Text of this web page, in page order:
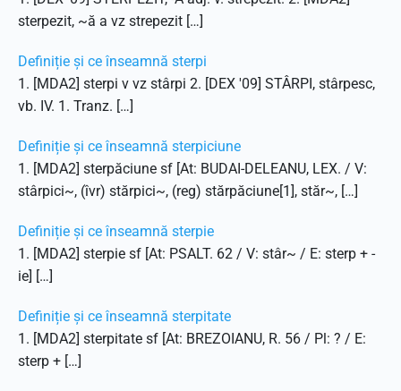
sterpezit, ~ă a vz strepezit […]
Definiție și ce înseamnă sterpi
1. [MDA2] sterpi v vz stârpi 2. [DEX '09] STÂRPI, stârpesc,
vb. IV. 1. Tranz. […]
Definiție și ce înseamnă sterpiciune
1. [MDA2] sterpăciune sf [At: BUDAI-DELEANU, LEX. / V:
stârpici~, (îvr) stărpici~, (reg) stărpăciune[1], stăr~, […]
Definiție și ce înseamnă sterpie
1. [MDA2] sterpie sf [At: PSALT. 62 / V: stâr~ / E: sterp + -
ie] […]
Definiție și ce înseamnă sterpitate
1. [MDA2] sterpitate sf [At: BREZOIANU, R. 56 / Pl: ? / E:
sterp + […]